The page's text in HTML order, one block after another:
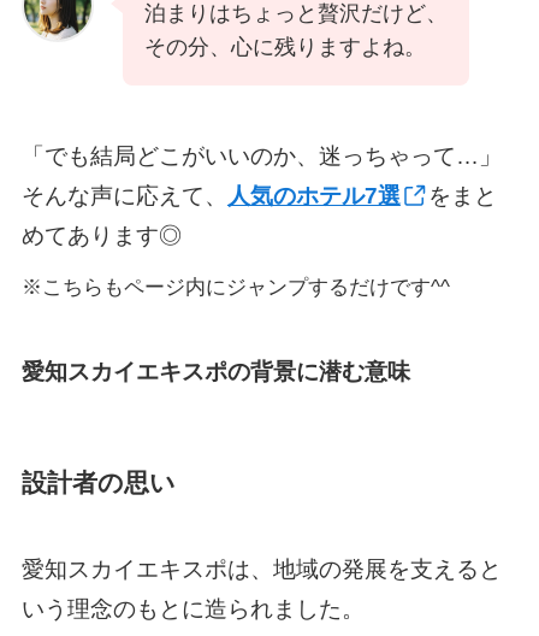
泊まりはちょっと贅沢だけど、
その分、心に残りますよね。
「でも結局どこがいいのか、迷っちゃって…」
そんな声に応えて、
人気のホテル7選
をまと
めてあります◎
※こちらもページ内にジャンプするだけです^^
愛知スカイエキスポの背景に潜む意味
設計者の思い
愛知スカイエキスポは、地域の発展を支えると
いう理念のもとに造られました。